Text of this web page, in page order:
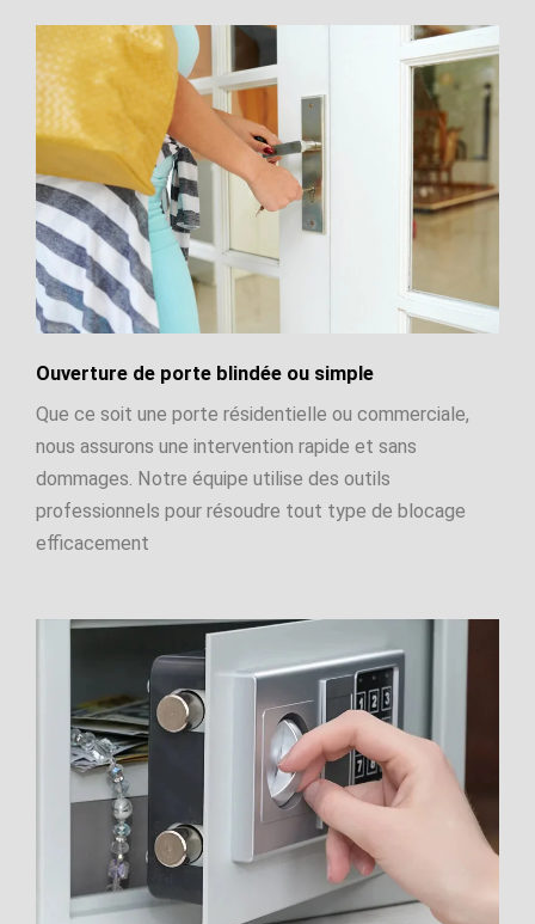
Ouverture de porte blindée ou simple
Que ce soit une porte résidentielle ou commerciale,
nous assurons une intervention rapide et sans
dommages. Notre équipe utilise des outils
professionnels pour résoudre tout type de blocage
efficacement